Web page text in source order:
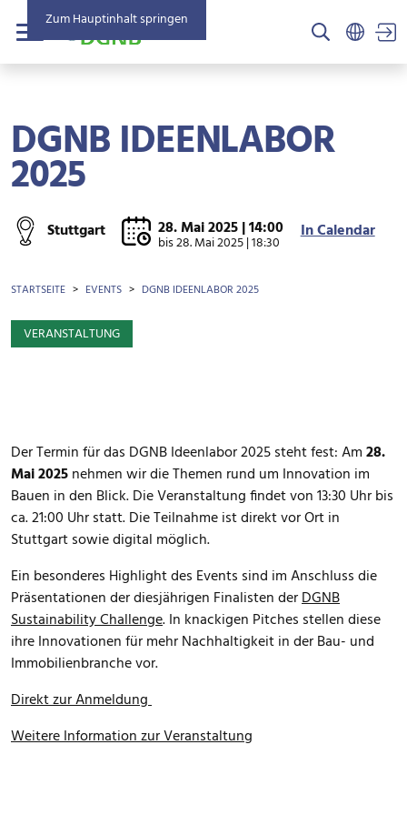
Zum Hauptinhalt springen
Menü
DGNB IDEENLABOR
2025
Stuttgart 28. Mai 2025 | 14:00
bis28. Mai 2025 | 18:30 In Calendar
BROTKRÜMEL
STARTSEITE EVENTS DGNB IDEENLABOR 2025
VERANSTALTUNG
Der Termin für das DGNB Ideenlabor 2025 steht fest: Am28.
Mai 2025nehmen wir die Themen rund um Innovation im
Bauen in den Blick. Die Veranstaltung findet von 13:30 Uhr bis
ca. 21:00 Uhr statt. Die Teilnahme ist direkt vor Ort in
Stuttgart sowie digital möglich.
Ein besonderes Highlight des Events sind im Anschluss die
Präsentationen der diesjährigen Finalisten derDGNB
Sustainability Challenge. In knackigen Pitches stellen diese
ihre Innovationen für mehr Nachhaltigkeit in der Bau- und
Immobilienbranche vor.
Direkt zur Anmeldung
Weitere Information zur Veranstaltung